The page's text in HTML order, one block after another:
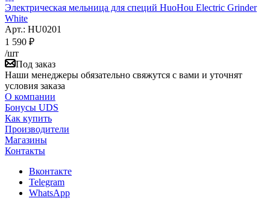
Электрическая мельница для специй HuoHou Electric Grinder
White
Арт.: HU0201
1 590 ₽
/шт
Под заказ
Наши менеджеры обязательно свяжутся с вами и уточнят
условия заказа
О компании
Бонусы UDS
Как купить
Производители
Магазины
Контакты
Вконтакте
Telegram
WhatsApp